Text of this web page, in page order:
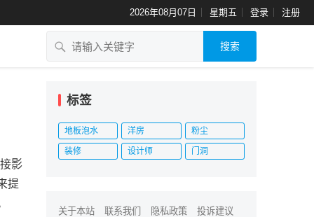
2026年08月07日 星期五 登录 注册
搜索
影
提
标签
地板泡水 洋房 粉尘
装修 设计师 门洞
关于本站 联系我们 隐私政策 投诉建议